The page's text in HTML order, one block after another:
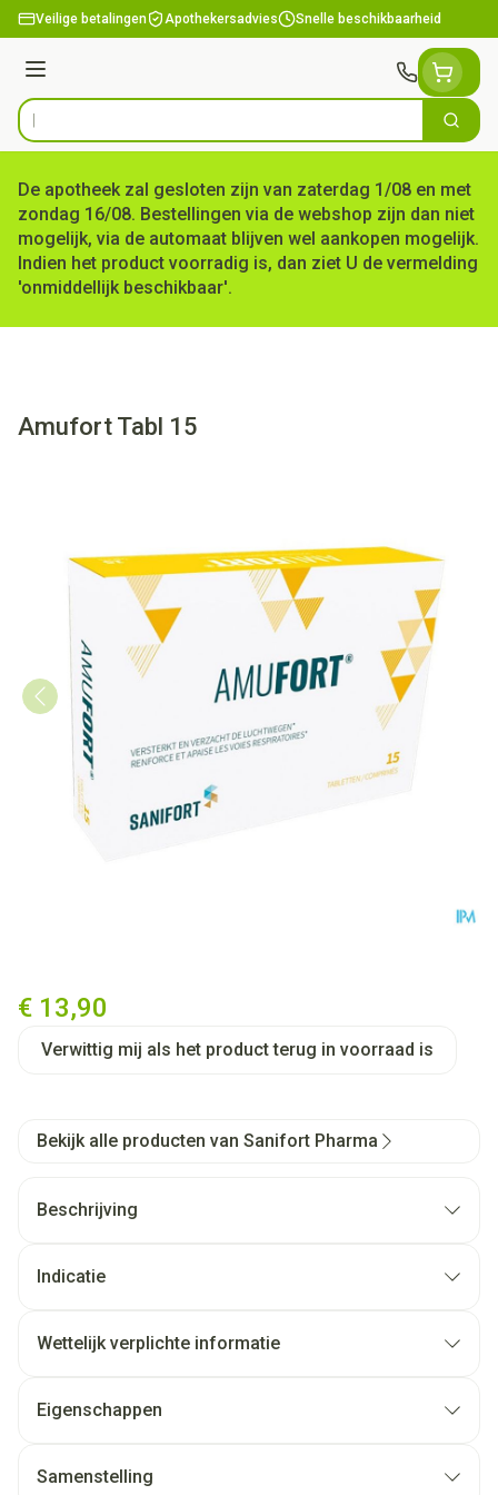
Ga naar de inhoud
Veilige betalingen Apothekersadvies Snelle beschikbaarheid
Menu
Product, merk, categorie... Zoek
De apotheek zal gesloten zijn van zaterdag 1/08 en met
zondag 16/08. Bestellingen via de webshop zijn dan niet
mogelijk, via de automaat blijven wel aankopen mogelijk.
Indien het product voorradig is, dan ziet U de vermelding
'onmiddellijk beschikbaar'.
Amufort Tabl 15
€ 13,90
Verwittig mij als het product terug in voorraad is
Bekijk alle producten van Sanifort Pharma
Beschrijving
Indicatie
Wettelijk verplichte informatie
Eigenschappen
Samenstelling